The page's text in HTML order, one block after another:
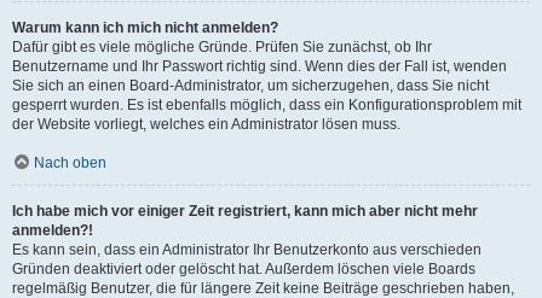
Warum kann ich mich nicht anmelden?
Dafür gibt es viele mögliche Gründe. Prüfen Sie zunächst, ob Ihr
Benutzername und Ihr Passwort richtig sind. Wenn dies der Fall ist, wenden
Sie sich an einen Board-Administrator, um sicherzugehen, dass Sie nicht
gesperrt wurden. Es ist ebenfalls möglich, dass ein Konfigurationsproblem mit
der Website vorliegt, welches ein Administrator lösen muss.
Nach oben
Ich habe mich vor einiger Zeit registriert, kann mich aber nicht mehr
anmelden?!
Es kann sein, dass ein Administrator Ihr Benutzerkonto aus verschieden
Gründen deaktiviert oder gelöscht hat. Außerdem löschen viele Boards
regelmäßig Benutzer, die für längere Zeit keine Beiträge geschrieben haben,